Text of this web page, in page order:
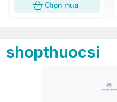
Chọn mua
shopthuocsi